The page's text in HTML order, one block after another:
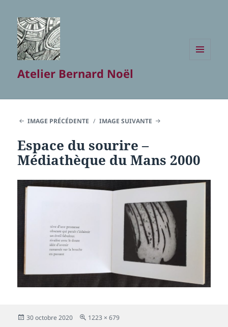
Atelier Bernard Noël
IMAGE PRÉCÉDENTE IMAGE SUIVANTE
Espace du sourire –
Médiathèque du Mans 2000
Publié
30 octobre 2020
Taille
1223 × 679